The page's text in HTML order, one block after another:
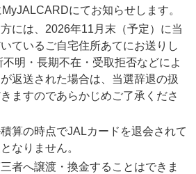
にてお知らせします。
には、2026年11月末（予定）に当
ているご自宅住所あてにお送りし
不明・長期不在・受取拒否などによ
返送された場合は、当選辞退の扱
ますのであらかじめご了承くださ
算の時点でJALカードを退会されて
なりません。
者へ譲渡・換金することはできま